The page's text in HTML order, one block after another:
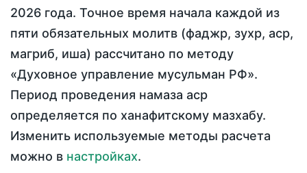
2026 года. Точное время начала каждой из
пяти обязательных молитв (фаджр, зухр, аср,
магриб, иша) рассчитано по методу
«Духовное управление мусульман РФ».
Период проведения намаза аср
определяется по ханафитскому мазхабу.
Изменить используемые методы расчета
можно в настройках.